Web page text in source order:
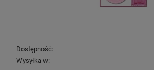
Dostępność:
Wysyłka w: